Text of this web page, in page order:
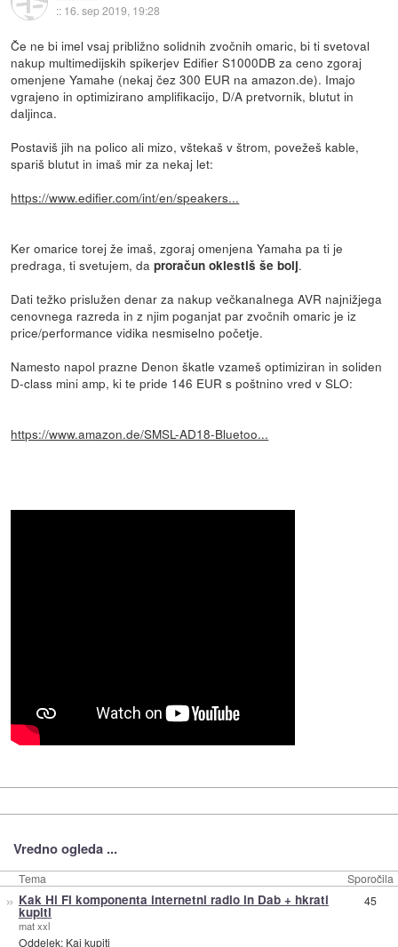
:: 16. sep 2019, 19:28
Če ne bi imel vsaj približno solidnih zvočnih omaric, bi ti svetoval
nakup multimedijskih spikerjev Edifier S1000DB za ceno zgoraj
omenjene Yamahe (nekaj čez 300 EUR na amazon.de). Imajo
vgrajeno in optimizirano amplifikacijo, D/A pretvornik, blutut in
daljinca.
Postaviš jih na polico ali mizo, vštekaš v štrom, povežeš kable,
spariš blutut in imaš mir za nekaj let:
https://www.edifier.com/int/en/speakers...
Ker omarice torej že imaš, zgoraj omenjena Yamaha pa ti je
predraga, ti svetujem, daproračun oklestiš še bolj.
Dati težko prislužen denar za nakup večkanalnega AVR najnižjega
cenovnega razreda in z njim poganjat par zvočnih omaric je iz
price/performance vidika nesmiselno početje.
Namesto napol prazne Denon škatle vzameš optimiziran in soliden
D-class mini amp, ki te pride 146 EUR s poštnino vred v SLO:
https://www.amazon.de/SMSL-AD18-Bluetoo...
Vredno ogleda ...
Tema Sporočila
» Kak Hi FI komponenta internetni radio in Dab + hkrati
kupiti
mat xxl
Oddelek: Kaj kupiti
45